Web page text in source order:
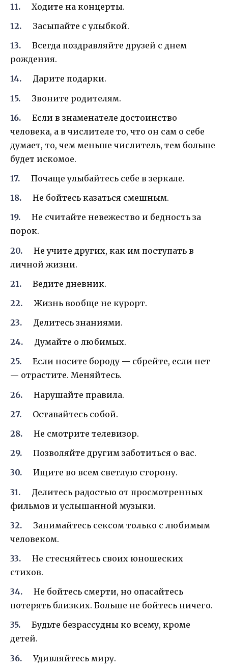
Ходите на концерты.
Засыпайте с улыбкой.
Всегда поздравляйте друзей с днем
рождения.
Дарите подарки.
Звоните родителям.
Если в знаменателе достоинство
человека, а в числителе то, что он сам о себе
думает, то, чем меньше числитель, тем больше
будет искомое.
Почаще улыбайтесь себе в зеркале.
Не бойтесь казаться смешным.
Не считайте невежество и бедность за
порок.
Не учите других, как им поступать в
личной жизни.
Ведите дневник.
Жизнь вообще не курорт.
Делитесь знаниями.
Думайте о любимых.
Если носите бороду — сбрейте, если нет
— отрастите. Меняйтесь.
Нарушайте правила.
Оставайтесь собой.
Не смотрите телевизор.
Позволяйте другим заботиться о вас.
Ищите во всем светлую сторону.
Делитесь радостью от просмотренных
фильмов и услышанной музыки.
Занимайтесь сексом только с любимым
человеком.
Не стесняйтесь своих юношеских
стихов.
Не бойтесь смерти, но опасайтесь
потерять близких. Больше не бойтесь ничего.
Будьте безрассудны ко всему, кроме
детей.
Удивляйтесь миру.